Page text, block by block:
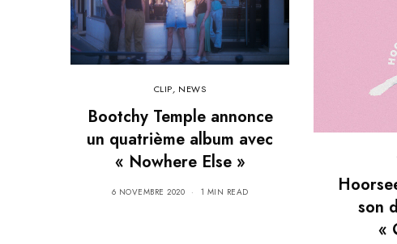
CLIP, NEWS
Bootchy Temple annonce
un quatrième album avec
« Nowhere Else »
6 NOVEMBRE 2020 1 MIN READ
son
«